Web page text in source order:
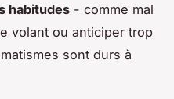
habitudes - comme mal
volant ou anticiper trop
sont durs à